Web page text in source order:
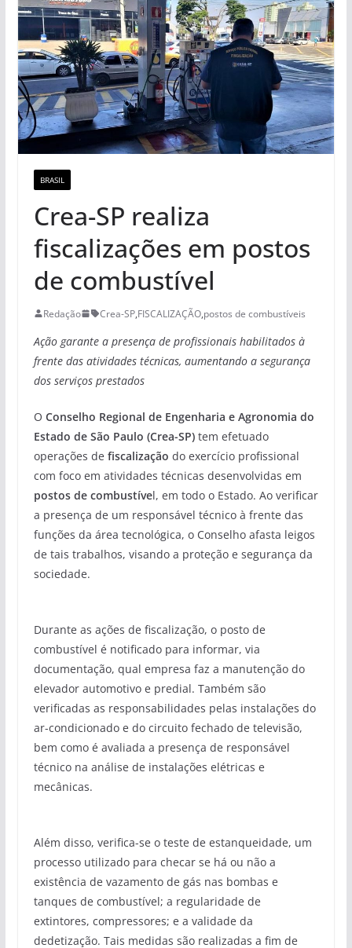
BRASIL
Crea-SP realiza
fiscalizações em postos
de combustível
Redação Crea-SP,FISCALIZAÇÃO,postos de combustíveis
Ação garante a presença de profissionais habilitados à
frente das atividades técnicas, aumentando a segurança
dos serviços prestados
O Conselho Regional de Engenharia e Agronomia do
Estado de São Paulo (Crea-SP)tem efetuado
operações de fiscalização do exercício profissional
com foco em atividades técnicas desenvolvidas em
postos de combustível, em todo o Estado. Ao verificar
a presença de um responsável técnico à frente das
funções da área tecnológica, o Conselho afasta leigos
de tais trabalhos, visando a proteção e segurança da
sociedade.
Durante as ações de fiscalização, o posto de
combustível é notificado para informar, via
documentação, qual empresa faz a manutenção do
elevador automotivo e predial. Também são
verificadas as responsabilidades pelas instalações do
ar-condicionado e do circuito fechado de televisão,
bem como é avaliada a presença de responsável
técnico na análise de instalações elétricas e
mecânicas.
Além disso, verifica-se o teste de estanqueidade, um
processo utilizado para checar se há ou não a
existência de vazamento de gás nas bombas e
tanques de combustível; a regularidade de
extintores, compressores; e a validade da
dedetização. Tais medidas são realizadas a fim de